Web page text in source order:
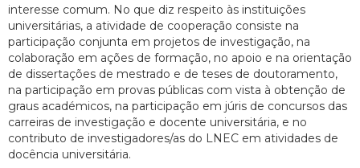
interesse comum. No que diz respeito às instituições
universitárias, a atividade de cooperação consiste na
participação conjunta em projetos de investigação, na
colaboração em ações de formação, no apoio e na orientação
de dissertações de mestrado e de teses de doutoramento,
na participação em provas públicas com vista à obtenção de
graus académicos, na participação em júris de concursos das
carreiras de investigação e docente universitária, e no
contributo de investigadores/as do LNEC em atividades de
docência universitária.